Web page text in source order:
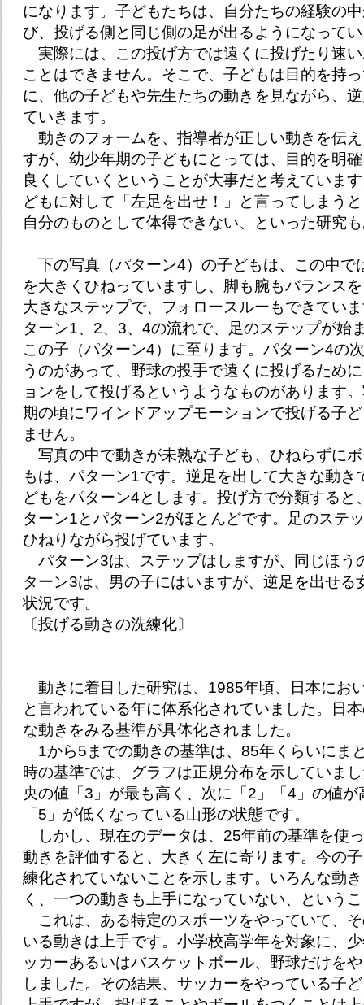
になります。子どもたちは、自分たちの経験の
び、投げる側と同じ側の足が出るようになって
実際には、この投げ方では遠くに投げたり速
ことはできません。そこで、子どもは目的を持
に、他の子どもや先生たちの動きを見ながら、
ていきます。
動きのフォームを、指導者が正しい動きを伝
すが、幼少年期の子どもにとっては、目的を明
良くしていくということが大事だと考えていま
どもに対して「左足を出せ！」と言ってしまう
自分のものとして体得できない、といった研究
下の写真（パターン4）の子どもは、この中で
を大きくひねっていますし、脚も腕もバランス
大きなステップで、フォロースルーもできてい
ターン1、2、3、4の流れで、足のステップが始
この子（パターン4）に至ります。パターン4の
うのがあって、野球の投手で遠くに投げるため
ョンをして投げるというようなものがあります
期の頃にワインドアップモーションで投げる子
ません。
写真の中で動きが未熟な子ども、ひねらずに
もは、パターン1です。逆足を出して大きな動き
どもをパターン4とします。投げ方で分類すると
ターン1とパターン2がほとんどです。足のステ
ひねりながら投げています。
パターン3は、ステップはしますが、同じほう
ターン3は、男の子にはいますが、逆足を出せる
状況です。
〔投げる動きの洗練化〕
動きに着目した研究は、1985年頃、日本にお
と言われている年に体系化されていました。日
な動きをみる基準が具体化されました。
1から5までの動きの基準は、85年くらいにま
時の基準では、グラフは正規分布を示していま
央の値「3」が最も高く、次に「2」「4」の値
「5」が低くなっている山形の状態です。
しかし、現在のデータは、25年前の基準を使
動きを評価すると、大きく左に寄ります。今の
練化されていないことを示します。いろんな動
く、一つの動きも上手になっていない、という
これは、ある特定のスポーツをやっていて、
いる動きは上手です。小学校高学年を対象に、
ッカーあるいはバスケットボール、野球だけを
しました。その結果、サッカーをやっている子